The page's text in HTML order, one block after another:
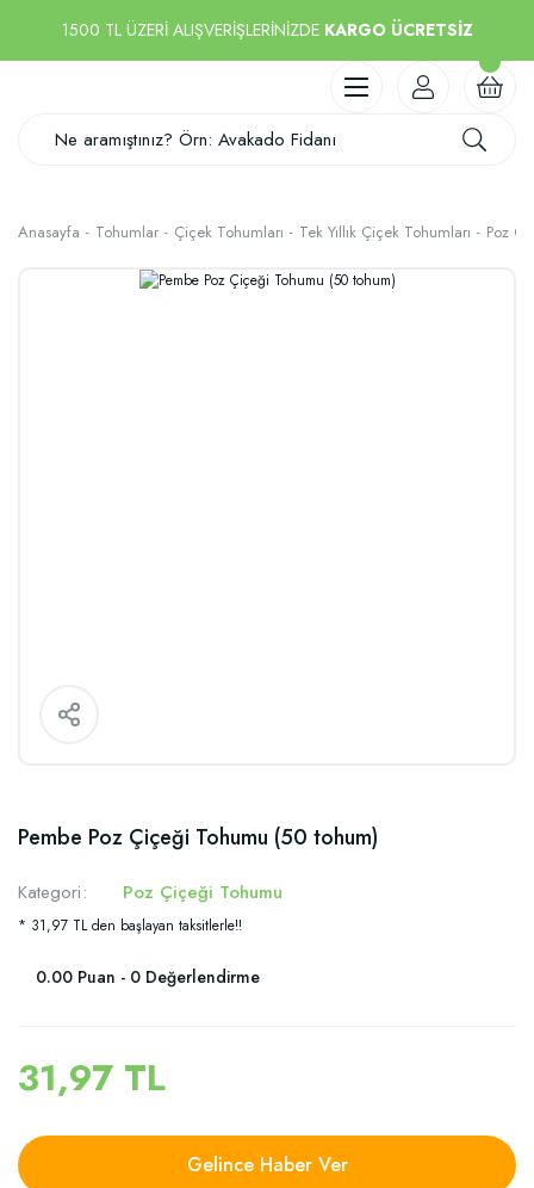
1500 TL ÜZERİ ALIŞVERİŞLERİNİZDE KARGO ÜCRETSİZ
Anasayfa Tohumlar Çiçek Tohumları Tek Yıllık Çiçek Tohumları Poz
Pembe Poz Çiçeği Tohumu (50 tohum)
Kategori Poz Çiçeği Tohumu
* 31,97 TL den başlayan taksitlerle!!
0.00 Puan - 0 Değerlendirme
31,97 TL
Gelince Haber Ver